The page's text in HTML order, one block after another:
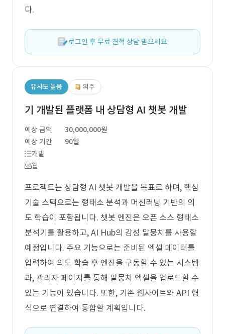
다.
로그인 후 무료 견적 상담 받으세요.
유사도 높음 외주
기 개발된 플랫폼 내 상담형 AI 챗봇 개발
예상 금액
30,000,000원
예상 기간
90일
개발
웹
프로젝트는 상담형 AI 챗봇 개발을 목표로 하며, 핵심
기술 스택으로는 형태소 분석과 머신러닝 기반의 의
도 학습이 포함됩니다. 챗봇 엔진은 오픈 소스 형태소
분석기를 활용하고, AI Hub의 감성 말뭉치를 사용할
예정입니다. 주요 기능으로는 준비된 엑셀 데이터를
입력하여 의도 학습 후 엔진을 구동할 수 있는 시스템
과, 관리자 페이지를 통해 말뭉치 엑셀을 업로드할 수
있는 기능이 있습니다. 또한, 기존 웹사이트와 API 형
식으로 연결하여 통합할 계획입니다.